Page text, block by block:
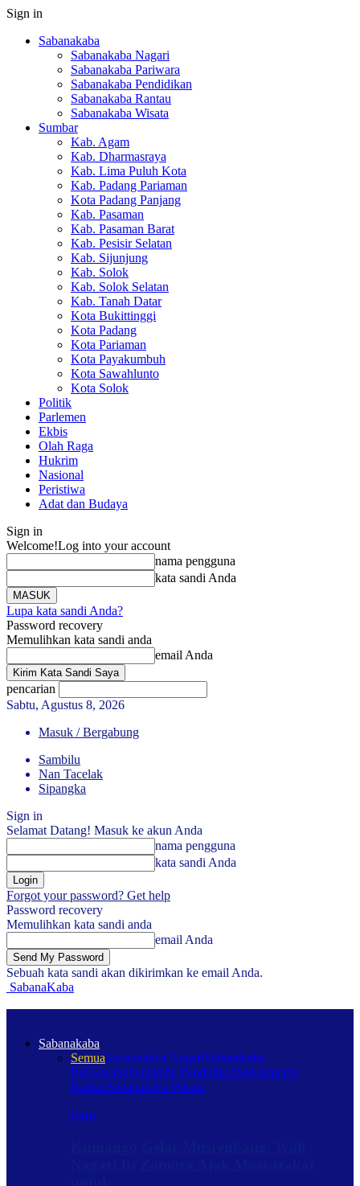
Sign in
Sabanakaba
Sabanakaba Nagari
Sabanakaba Pariwara
Sabanakaba Pendidikan
Sabanakaba Rantau
Sabanakaba Wisata
Sumbar
Kab. Agam
Kab. Dharmasraya
Kab. Lima Puluh Kota
Kab. Padang Pariaman
Kota Padang Panjang
Kab. Pasaman
Kab. Pasaman Barat
Kab. Pesisir Selatan
Kab. Sijunjung
Kab. Solok
Kab. Solok Selatan
Kab. Tanah Datar
Kota Bukittinggi
Kota Padang
Kota Pariaman
Kota Payakumbuh
Kota Sawahlunto
Kota Solok
Politik
Parlemen
Ekbis
Olah Raga
Hukrim
Nasional
Peristiwa
Adat dan Budaya
Sign in
Welcome!Log into your account
nama pengguna
kata sandi Anda
Lupa kata sandi Anda?
Password recovery
Memulihkan kata sandi anda
email Anda
pencarian
Sabtu, Agustus 8, 2026
Masuk / Bergabung
Sambilu
Nan Tacelak
Sipangka
Sign in
Selamat Datang! Masuk ke akun Anda
nama pengguna
kata sandi Anda
Forgot your password? Get help
Password recovery
Memulihkan kata sandi anda
email Anda
Sebuah kata sandi akan dikirimkan ke email Anda.
SabanaKaba
Sabanakaba
SemuaSabanakaba NagariSabanakaba
PariwaraSabanakaba PendidikanSabanakaba
RantauSabanakaba Wisata
Baru